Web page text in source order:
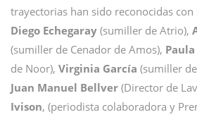
trayectorias han sido reconocidas
Diego Echegaray (sumiller de Atrio),
(sumiller de Cenador de Amos),
de Noor), Virginia García (sumiller
Juan Manuel Bellver (Director de
Ivison, (periodista colaboradora y